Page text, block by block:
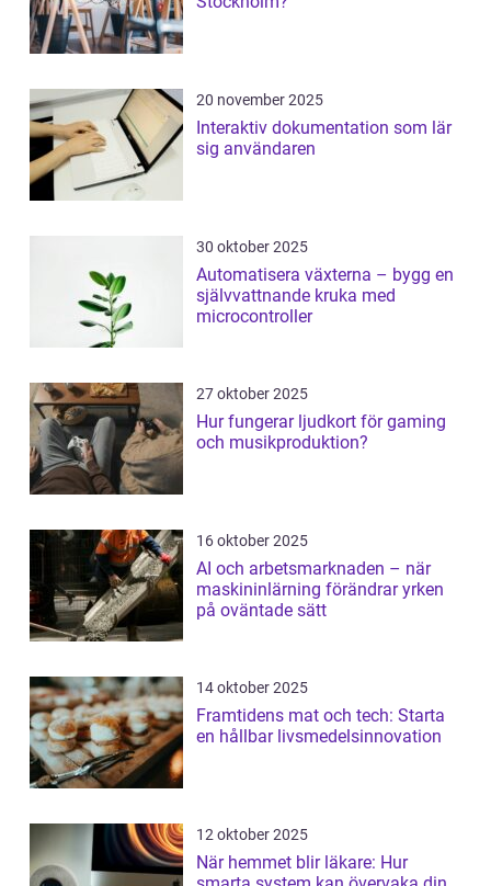
20 november 2025
Interaktiv dokumentation som lär
sig användaren
30 oktober 2025
Automatisera växterna – bygg en
självvattnande kruka med
microcontroller
27 oktober 2025
Hur fungerar ljudkort för gaming
och musikproduktion?
16 oktober 2025
AI och arbetsmarknaden – när
maskininlärning förändrar yrken
på oväntade sätt
14 oktober 2025
Framtidens mat och tech: Starta
en hållbar livsmedelsinnovation
12 oktober 2025
När hemmet blir läkare: Hur